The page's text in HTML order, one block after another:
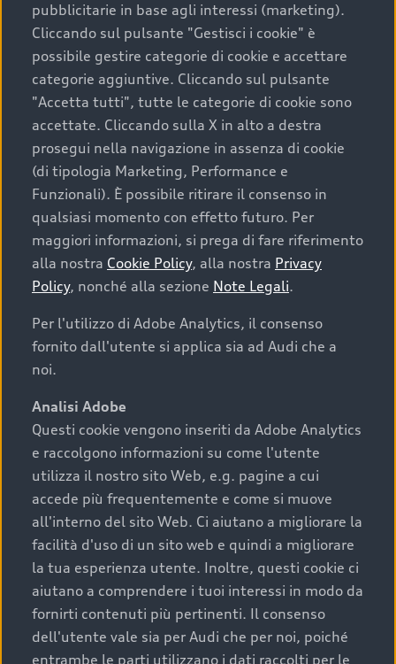
Scegliere un’auto usata è una decisione che coniuga
convenienza, affidabilità e sostenibilità. Per fare un
acquisto sicuro, è essenziale considerare aspetti
determinanti come la garanzia inclusa e l’affidabilità del
marchio. Audi offre l’auto usata perfetta tramite Audi
Prima Scelta :plus
Cosa sapere prima di
acquistare la tua prossima
auto
I requisiti fondamentali da considerare prima di
acquistare un’auto usata, oltre al prezzo e all'aspetto,
chilometraggio: un valore contenuto corrisponde a
uno stato migliore del veicolo e a una maggiore
durata nel tempo;
cronologia dei tagliandi: una documentazione
completa della vettura certifica una manutenzione
costante e accurata;
condizioni della carrozzeria e degli interni: una
buona conservazione evidenzia cura e attenzione del
precedente proprietario;
pubblicitarie in base agli interessi (marketing).
Cliccando sul pulsante "Gestisci i cookie" è
possibile gestire categorie di cookie e accettare
categorie aggiuntive. Cliccando sul pulsante
"Accetta tutti", tutte le categorie di cookie sono
accettate. Cliccando sulla X in alto a destra
prosegui nella navigazione in assenza di cookie
(di tipologia Marketing, Performance e
Funzionali). È possibile ritirare il consenso in
qualsiasi momento con effetto futuro. Per
maggiori informazioni, si prega di fare riferimento
alla nostra Cookie Policy, alla nostra Privacy
Policy, nonché alla sezione Note Legali.
Per l'utilizzo di Adobe Analytics, il consenso
fornito dall'utente si applica sia ad Audi che a
noi.
Analisi Adobe
Questi cookie vengono inseriti da Adobe Analytics
e raccolgono informazioni su come l'utente
utilizza il nostro sito Web, e.g. pagine a cui
accede più frequentemente e come si muove
all'interno del sito Web. Ci aiutano a migliorare la
facilità d'uso di un sito web e quindi a migliorare
la tua esperienza utente. Inoltre, questi cookie ci
aiutano a comprendere i tuoi interessi in modo da
fornirti contenuti più pertinenti. Il consenso
dell'utente vale sia per Audi che per noi, poiché
entrambe le parti utilizzano i dati raccolti per le